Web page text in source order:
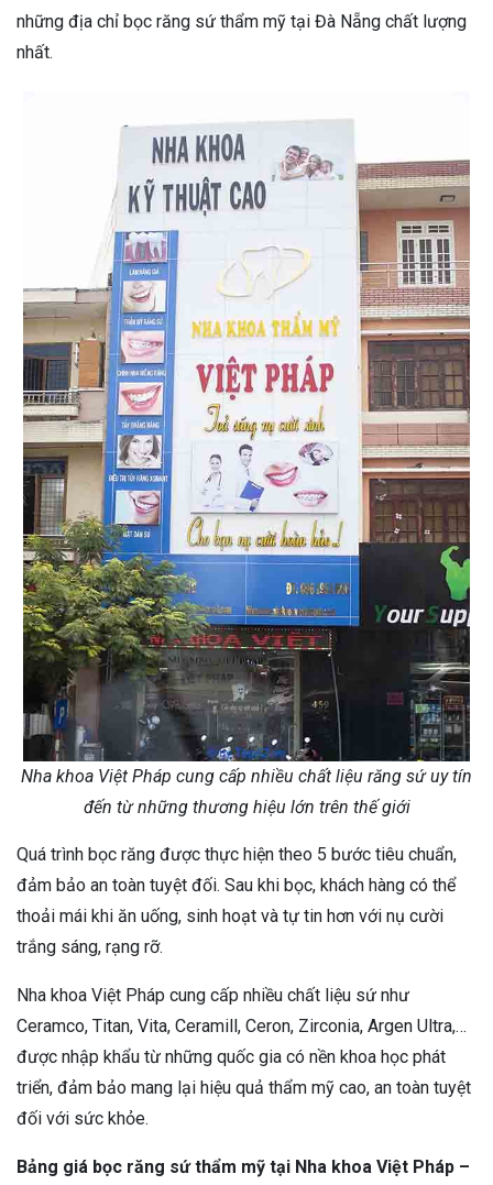
những địa chỉ bọc răng sứ thẩm mỹ tại Đà Nẵng chất lượng
nhất.
Nha khoa Việt Pháp cung cấp nhiều chất liệu răng sứ uy tín
đến từ những thương hiệu lớn trên thế giới
Quá trình bọc răng được thực hiện theo 5 bước tiêu chuẩn,
đảm bảo an toàn tuyệt đối. Sau khi bọc, khách hàng có thể
thoải mái khi ăn uống, sinh hoạt và tự tin hơn với nụ cười
trắng sáng, rạng rỡ.
Nha khoa Việt Pháp cung cấp nhiều chất liệu sứ như
Ceramco, Titan, Vita, Ceramill, Ceron, Zirconia, Argen Ultra,…
được nhập khẩu từ những quốc gia có nền khoa học phát
triển, đảm bảo mang lại hiệu quả thẩm mỹ cao, an toàn tuyệt
đối với sức khỏe.
Bảng giá bọc răng sứ thẩm mỹ tại Nha khoa Việt Pháp –